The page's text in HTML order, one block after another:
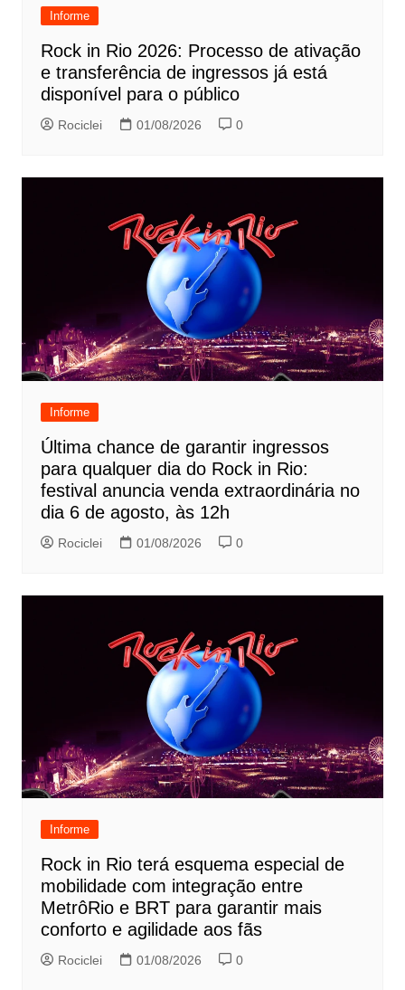
Informe
Rock in Rio 2026: Processo de ativação
e transferência de ingressos já está
disponível para o público
Rociclei 01/08/2026 0
Informe
Última chance de garantir ingressos
para qualquer dia do Rock in Rio:
festival anuncia venda extraordinária no
dia 6 de agosto, às 12h
Rociclei 01/08/2026 0
Informe
Rock in Rio terá esquema especial de
mobilidade com integração entre
MetrôRio e BRT para garantir mais
conforto e agilidade aos fãs
Rociclei 01/08/2026 0